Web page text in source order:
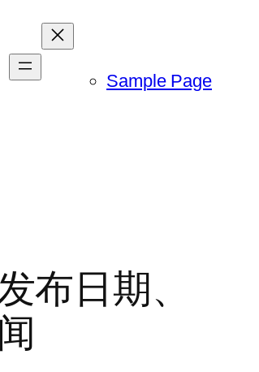
Sample Page
布日期、